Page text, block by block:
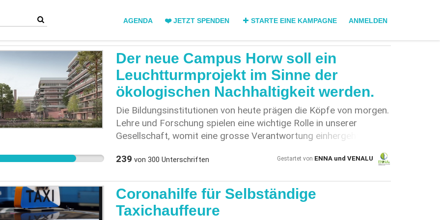
AGENDA ❤️ JETZT SPENDEN STARTE EINE KAMPAGNE ANMELDEN
Der neue Campus Horw soll ein
Leuchtturmprojekt im Sinne der
ökologischen Nachhaltigkeit werden.
Die Bildungsinstitutionen von heute prägen die Köpfe von morgen.
Lehre und Forschung spielen eine wichtige Rolle in unserer
Gesellschaft, womit eine grosse Verantwortung einhergeht. In
Luzern und das Finanzdepartement des Kantons Luzern dieser
hin zu einer ökologisch und sozial nachhaltigen Gesellschaft leistet
und sich den Herausforderungen des Klimawandels stellt. In
Gesprächen mit Jurymitgliedern stellte sich heraus, dass ein
239 von 300 Unterschriften Gestartet von ENNA und VENALU
Coronahilfe für Selbständige
Taxichauffeure